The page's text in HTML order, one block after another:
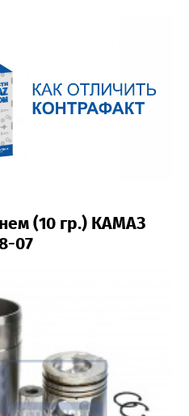
(10 гр.) КАМАЗ
07